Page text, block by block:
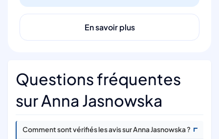
En savoir plus
Questions fréquentes
sur Anna Jasnowska
Comment sont vérifiés les avis sur Anna Jasnowska ?